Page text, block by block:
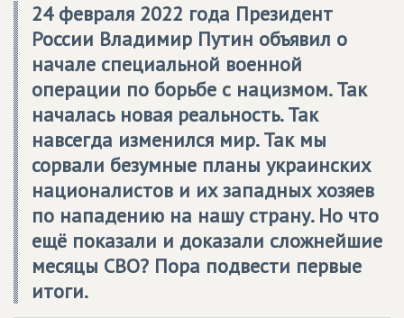
24 февраля 2022 года Президент
России Владимир Путин объявил о
начале специальной военной
операции по борьбе с нацизмом. Так
началась новая реальность. Так
навсегда изменился мир. Так мы
сорвали безумные планы украинских
нацио­налистов и их западных хозяев
по нападению на нашу страну. Но что
ещё показали и доказали сложнейшие
месяцы СВО? Пора подвести первые
итоги.